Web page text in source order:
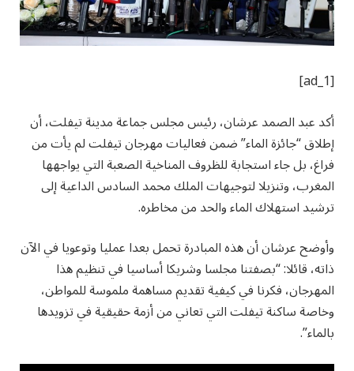
[ad_1]
أكد عبد الصمد عرشان، رئيس مجلس جماعة مدينة تيفلت، أن
إطلاق “جائزة الماء” ضمن فعاليات مهرجان تيفلت لم يأت من
فراغ، بل جاء استجابة للظروف المناخية الصعبة التي يواجهها
المغرب، وتنزيلا لتوجيهات الملك محمد السادس الداعية إلى
ترشيد استهلاك الماء والحد من مخاطره.
وأوضح عرشان أن هذه المبادرة تحمل بعدا عمليا وتوعويا في الآن
ذاته، قائلا: “بصفتنا مجلسا وشريكا أساسيا في تنظيم هذا
المهرجان، فكرنا في كيفية تقديم مساهمة ملموسة للمواطن،
وخاصة ساكنة تيفلت التي تعاني من أزمة حقيقية في تزويدها
بالماء”.